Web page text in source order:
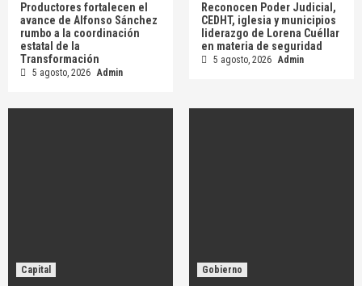
Productores fortalecen el
avance de Alfonso Sánchez
rumbo a la coordinación
estatal de la
Transformación
5 agosto, 2026 Admin
Reconocen Poder Judicial,
CEDHT, iglesia y municipios
liderazgo de Lorena Cuéllar
en materia de seguridad
5 agosto, 2026 Admin
Capital Gobierno